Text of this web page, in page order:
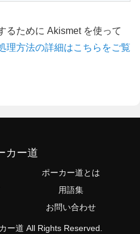
るために Akismet を使って
理方法の詳細はこちらをご覧
ポーカー道とは
用語集
お問い合わせ
ー道 All Rights Reserved.